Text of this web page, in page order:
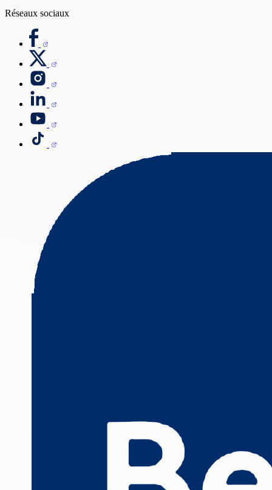
Réseaux sociaux